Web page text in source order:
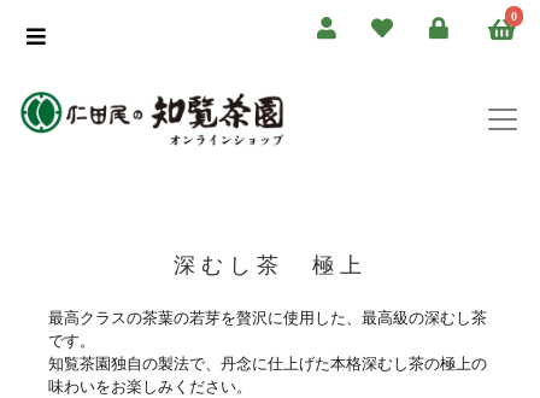
0
深むし茶 極上
最高クラスの茶葉の若芽を贅沢に使用した、最高級の深むし茶
です。
知覧茶園独自の製法で、丹念に仕上げた本格深むし茶の極上の
味わいをお楽しみください。